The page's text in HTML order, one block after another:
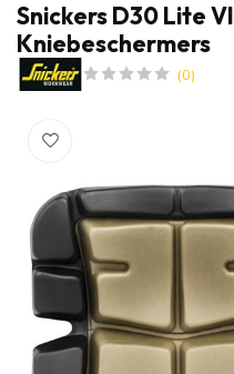
Snickers D30 Lite
Kniebeschermers
(0)